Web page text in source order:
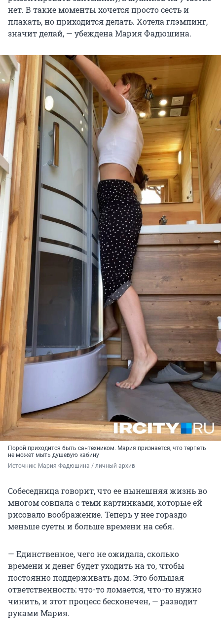
нет. В такие моменты хочется просто сесть и
плакать, но приходится делать. Хотела глэмпинг,
значит делай, — убеждена Мария Фадюшина.
Порой приходится быть сантехником. Мария признается, что терпеть
не может мыть душевую кабину
Источник: Мария Фадюшина / личный архив
Собеседница говорит, что ее нынешняя жизнь во
многом совпала с теми картинками, которые ей
рисовало воображение. Теперь у нее гораздо
меньше суеты и больше времени на себя.
— Единственное, чего не ожидала, сколько
времени и денег будет уходить на то, чтобы
постоянно поддерживать дом. Это большая
ответственность: что-то ломается, что-то нужно
чинить, и этот процесс бесконечен, — разводит
руками Мария.